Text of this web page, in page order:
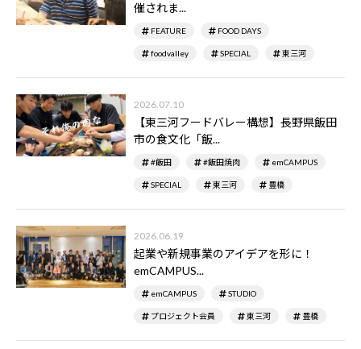
催されま...
FEATURE FOOD DAYS
foodvalley SPECIAL 東三河
2026.07.10
【東三河フードバレー構想】長野県飯田
市の食文化「飯...
#飯田 #飯田焼肉 emCAMPUS
SPECIAL 東三河 豊橋
2026.06.19
起業や新規事業のアイデアを形に！
emCAMPUS...
emCAMPUS STUDIO
プロジェクト会員 東三河 豊橋